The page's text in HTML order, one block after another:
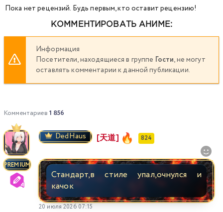
Пока нет рецензий. Будь первым, кто оставит рецензию!
КОММЕНТИРОВАТЬ АНИМЕ:
Информация
Посетители, находящиеся в группе Гости, не могут
оставлять комментарии к данной публикации.
Комментариев 1 856
PREMIUM
DedHaus [天道] 824
Стандарт,в стиле упал,очнулся и
качок
20 июля 2026 07:15